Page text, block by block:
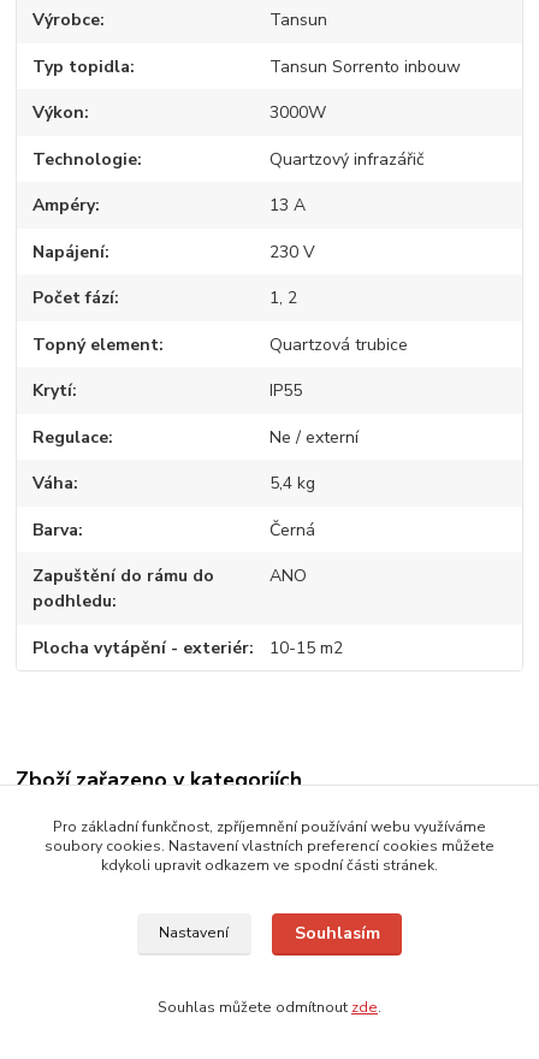
Výrobce Tansun
Typ topidla Tansun Sorrento inbouw
Výkon 3000W
Technologie Quartzový infrazářič
Ampéry 13 A
Napájení 230 V
Počet fází 1, 2
Topný element Quartzová trubice
Krytí IP55
Regulace Ne / externí
Váha 5,4 kg
Barva Černá
Zapuštění do rámu do
podhledu
ANO
Plocha vytápění - exteriér 10-15 m2
Zboží zařazeno v kategoriích
INFRAZÁŘIČE
TANSUN
Pro základní funkčnost, zpříjemnění používání webu využíváme
soubory cookies. Nastavení vlastních preferencí cookies můžete
kdykoli upravit odkazem ve spodní části stránek.
Nastavení Souhlasím
Souhlas můžete odmítnout zde.